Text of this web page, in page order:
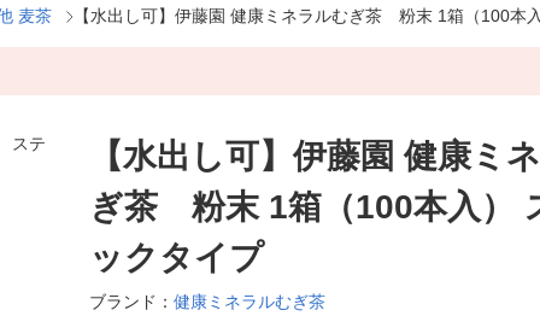
麦茶 【水出し可】伊藤園 健康ミネラルむぎ茶 粉末 1箱（100本
【水出し可】伊藤園 健康ミ
ぎ茶 粉末 1箱（100本入）
ックタイプ
ブランド： 健康ミネラルむぎ茶